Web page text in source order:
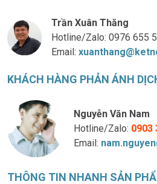
Trần Xuân Thăng
Hotline/Zalo:0976 655
Email:
KHÁCH HÀNG PHẢN ÁNH
Nguyễn Văn Nam
Hotline/Zalo: 0903
Email:
THÔNG TIN NHANH SẢN